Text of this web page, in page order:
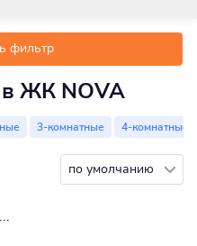
фильтр
ЖК NOVA
3-комнатные 4-комнатные
по умолчанию
...